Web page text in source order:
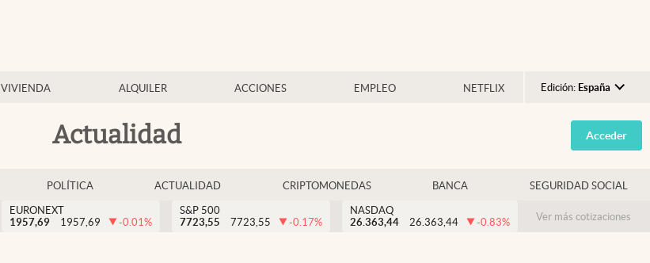
VIVIENDA ALQUILER ACCIONES EMPLEO NETFLIX Edición: España
Argentina
España
USA
Colombia
Actualidad Acceder
POLÍTICA ACTUALIDAD CRIPTOMONEDAS BANCA SEGURIDAD SOCIAL
EURONEXT
1957,69
1957,69 -0.01%
S&P 500
7723,55
7723,55 -0.17%
NASDAQ
26.363,44
26.363,44 -0.83% Ver más cotizaciones